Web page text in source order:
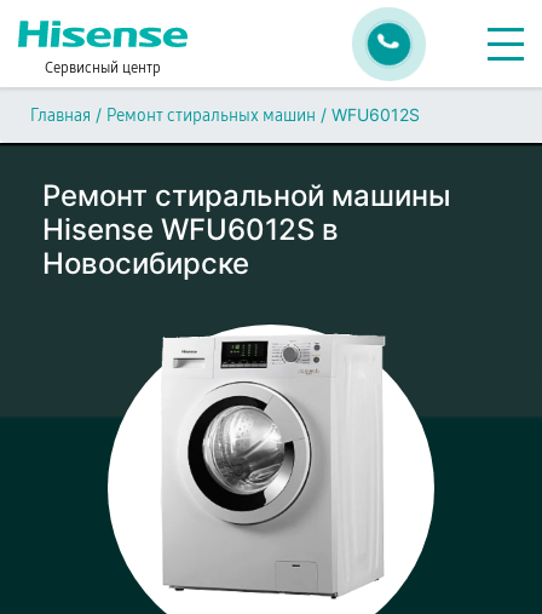
Сервисный центр
Главная / Ремонт стиральных машин / WFU6012S
Ремонт стиральной машины
Hisense WFU6012S в
Новосибирске